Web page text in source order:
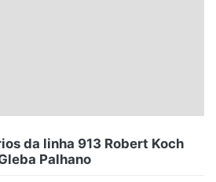
da linha 913 Robert Koch
Palhano